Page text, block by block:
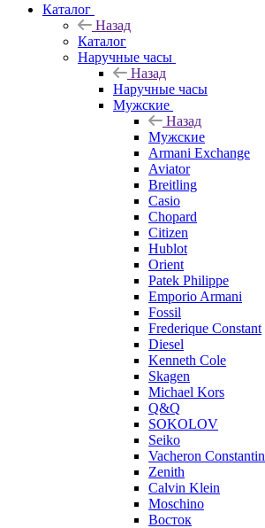
Каталог
Назад
Каталог
Наручные часы
Назад
Наручные часы
Мужские
Назад
Мужские
Armani Exchange
Aviator
Breitling
Casio
Chopard
Citizen
Hublot
Orient
Patek Philippe
Emporio Armani
Fossil
Frederique Constant
Diesel
Kenneth Cole
Skagen
Michael Kors
Q&Q
SOKOLOV
Seiko
Vacheron Constantin
Zenith
Calvin Klein
Moschino
Восток